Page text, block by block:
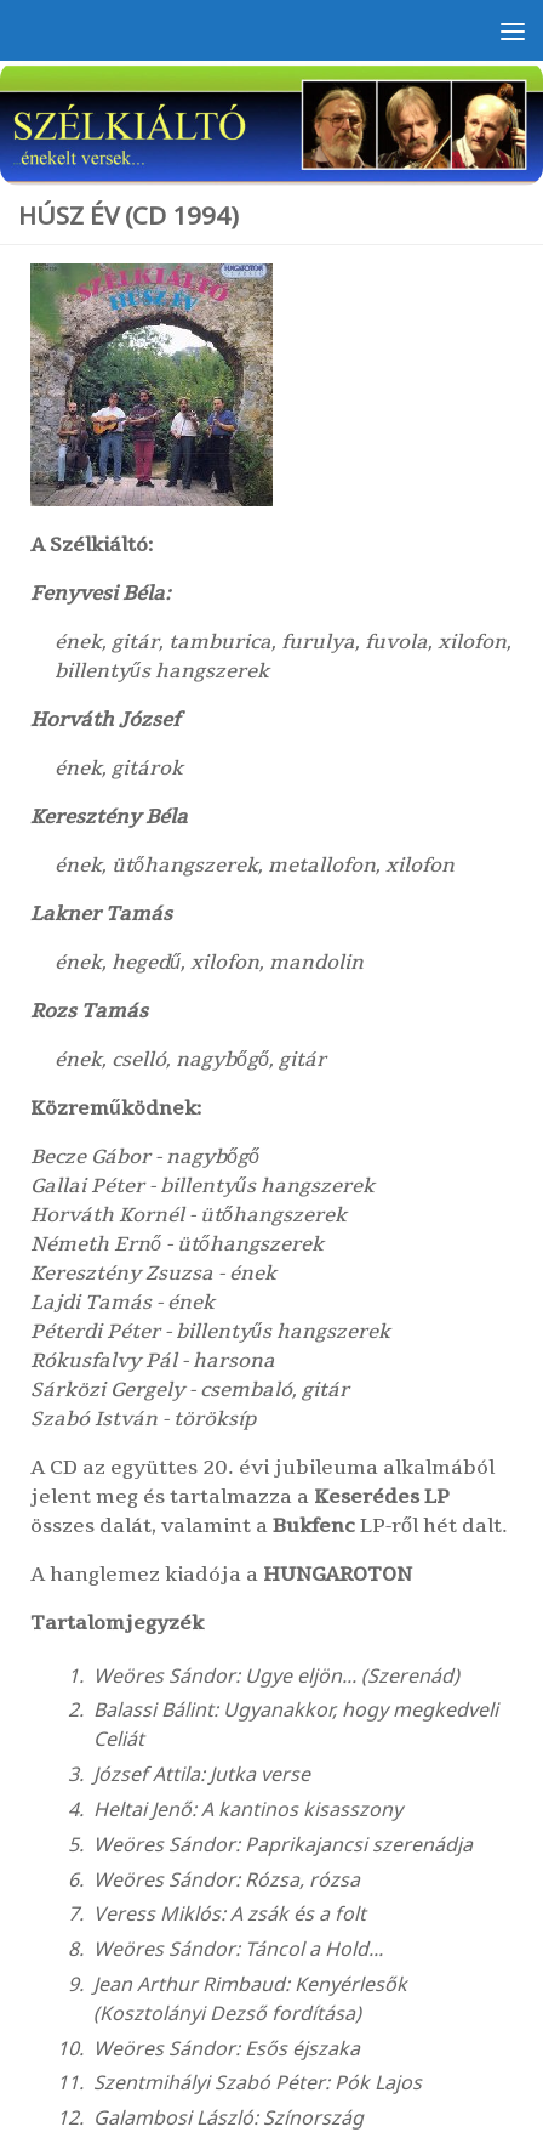
HÚSZ ÉV (CD 1994)
A Szélkiáltó:
Fenyvesi Béla:
ének, gitár, tamburica, furulya, fuvola, xilofon,
billentyűs hangszerek
Horváth József
ének, gitárok
Keresztény Béla
ének, ütőhangszerek, metallofon, xilofon
Lakner Tamás
ének, hegedű, xilofon, mandolin
Rozs Tamás
ének, cselló, nagybőgő, gitár
Közreműködnek:
Becze Gábor- nagybőgő
Gallai Péter- billentyűs hangszerek
Horváth Kornél- ütőhangszerek
Németh Ernő - ütőhangszerek
Keresztény Zsuzsa - ének
Lajdi Tamás- ének
Péterdi Péter- billentyűs hangszerek
Rókusfalvy Pál- harsona
Sárközi Gergely- csembaló, gitár
Szabó István - töröksíp
A CD az együttes 20. évi jubileuma alkalmából
jelent meg és tartalmazza a Keserédes LP
összes dalát, valamint aBukfencLP-ről hét dalt.
A hanglemez kiadója a HUNGAROTON
Tartalomjegyzék
Weöres Sándor: Ugye eljön... (Szerenád)
Balassi Bálint: Ugyanakkor, hogy megkedveli
Celiát
József Attila: Jutka verse
Heltai Jenő: A kantinos kisasszony
Weöres Sándor: Paprikajancsi szerenádja
Weöres Sándor: Rózsa, rózsa
Veress Miklós: A zsák és a folt
Weöres Sándor: Táncol a Hold...
Jean Arthur Rimbaud: Kenyérlesők
(Kosztolányi Dezső fordítása)
Weöres Sándor: Esős éjszaka
Szentmihályi Szabó Péter: Pók Lajos
Galambosi László: Színország